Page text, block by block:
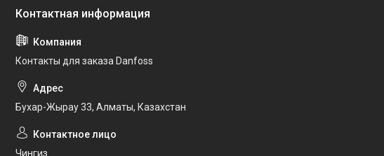
Контакты для заказа Danfoss
Бухар-Жырау 33, Алматы, Казахстан
Чингиз